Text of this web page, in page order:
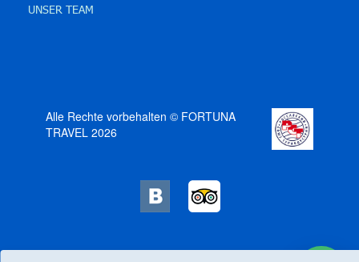
UNSER TEAM
Alle Rechte vorbehalten © FORTUNA
TRAVEL 2026